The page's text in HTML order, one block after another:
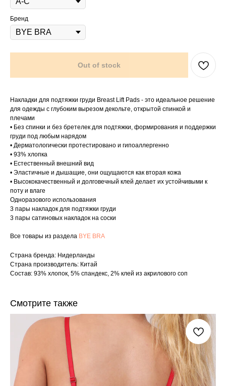
Бренд
Out of stock
Накладки для подтяжки груди Breast Lift Pads - это идеальное решение
для одежды с глубоким вырезом декольте, открытой спинкой и
плечами
• Без спинки и без бретелек для подтяжки, формирования и поддержки
груди под любым нарядом
• Дерматологически протестировано и гипоаллергенно
• 93% хлопка
• Естественный внешний вид
• Эластичные и дышащие, они ощущаются как вторая кожа
• Высококачественный и долговечный клей делает их устойчивыми к
поту и влаге
Одноразового использования
3 пары накладок для подтяжки груди
3 пары сатиновых накладок на соски
Все товары из раздела BYE BRA
Страна бренда: Нидерланды
Страна производитель: Китай
Состав: 93% хлопок, 5% спандекс, 2% клей из акрилового соп
Смотрите также